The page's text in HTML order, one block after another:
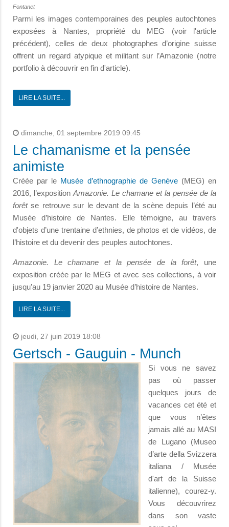
Fontanet
Parmi les images contemporaines des peuples autochtones
exposées à Nantes, propriété du MEG (voir l'article
précédent), celles de deux photographes d’origine suisse
offrent un regard atypique et militant sur l’Amazonie (notre
portfolio à découvrir en fin d'article).
LIRE LA SUITE...
dimanche, 01 septembre 2019 09:45
Le chamanisme et la pensée
animiste
Créée par le Musée d’ethnographie de Genève(MEG) en
2016, l’exposition Amazonie. Le chamane et la pensée de la
forêtse retrouve sur le devant de la scène depuis l’été au
Musée d’histoire de Nantes. Elle témoigne, au travers
d'objets d’une trentaine d’ethnies, de photos et de vidéos, de
l’histoire et du devenir des peuples autochtones.
Amazonie. Le chamane et la pensée de la forêt, une
exposition créée par le MEG et avec ses collections, à voir
jusqu’au 19 janvier 2020 au Musée d’histoire de Nantes.
LIRE LA SUITE...
jeudi, 27 juin 2019 18:08
Gertsch - Gauguin - Munch
Si vous ne savez
pas où passer
quelques jours de
vacances cet été et
que vous n’êtes
jamais allé au MASI
de Lugano (Museo
d’arte della Svizzera
italiana / Musée
d'art de la Suisse
italienne), courez-y.
Vous découvrirez
dans son vaste